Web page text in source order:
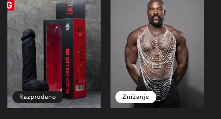
Razprodano Znižanje